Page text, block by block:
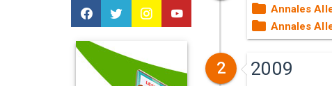
Annales
Annales
2 2009